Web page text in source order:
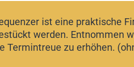
ist eine praktische
werden. Entnommen
Termintreue zu erhöhen.